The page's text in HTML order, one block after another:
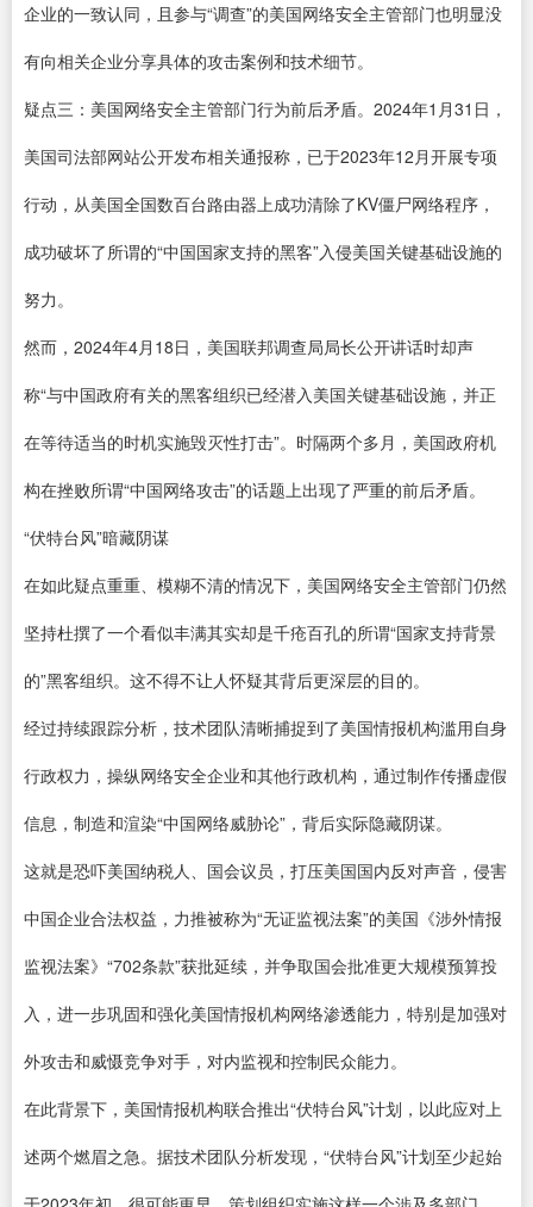
企业的一致认同，且参与“调查”的美国网络安全主管部门也明显没
有向相关企业分享具体的攻击案例和技术细节。
疑点三：美国网络安全主管部门行为前后矛盾。2024年1月31日，
美国司法部网站公开发布相关通报称，已于2023年12月开展专项
行动，从美国全国数百台路由器上成功清除了KV僵尸网络程序，
成功破坏了所谓的“中国国家支持的黑客”入侵美国关键基础设施的
努力。
然而，2024年4月18日，美国联邦调查局局长公开讲话时却声
称“与中国政府有关的黑客组织已经潜入美国关键基础设施，并正
在等待适当的时机实施毁灭性打击”。时隔两个多月，美国政府机
构在挫败所谓“中国网络攻击”的话题上出现了严重的前后矛盾。
“伏特台风”暗藏阴谋
在如此疑点重重、模糊不清的情况下，美国网络安全主管部门仍然
坚持杜撰了一个看似丰满其实却是千疮百孔的所谓“国家支持背景
的”黑客组织。这不得不让人怀疑其背后更深层的目的。
经过持续跟踪分析，技术团队清晰捕捉到了美国情报机构滥用自身
行政权力，操纵网络安全企业和其他行政机构，通过制作传播虚假
信息，制造和渲染“中国网络威胁论”，背后实际隐藏阴谋。
这就是恐吓美国纳税人、国会议员，打压美国国内反对声音，侵害
中国企业合法权益，力推被称为“无证监视法案”的美国《涉外情报
监视法案》“702条款”获批延续，并争取国会批准更大规模预算投
入，进一步巩固和强化美国情报机构网络渗透能力，特别是加强对
外攻击和威慑竞争对手，对内监视和控制民众能力。
在此背景下，美国情报机构联合推出“伏特台风”计划，以此应对上
述两个燃眉之急。据技术团队分析发现，“伏特台风”计划至少起始